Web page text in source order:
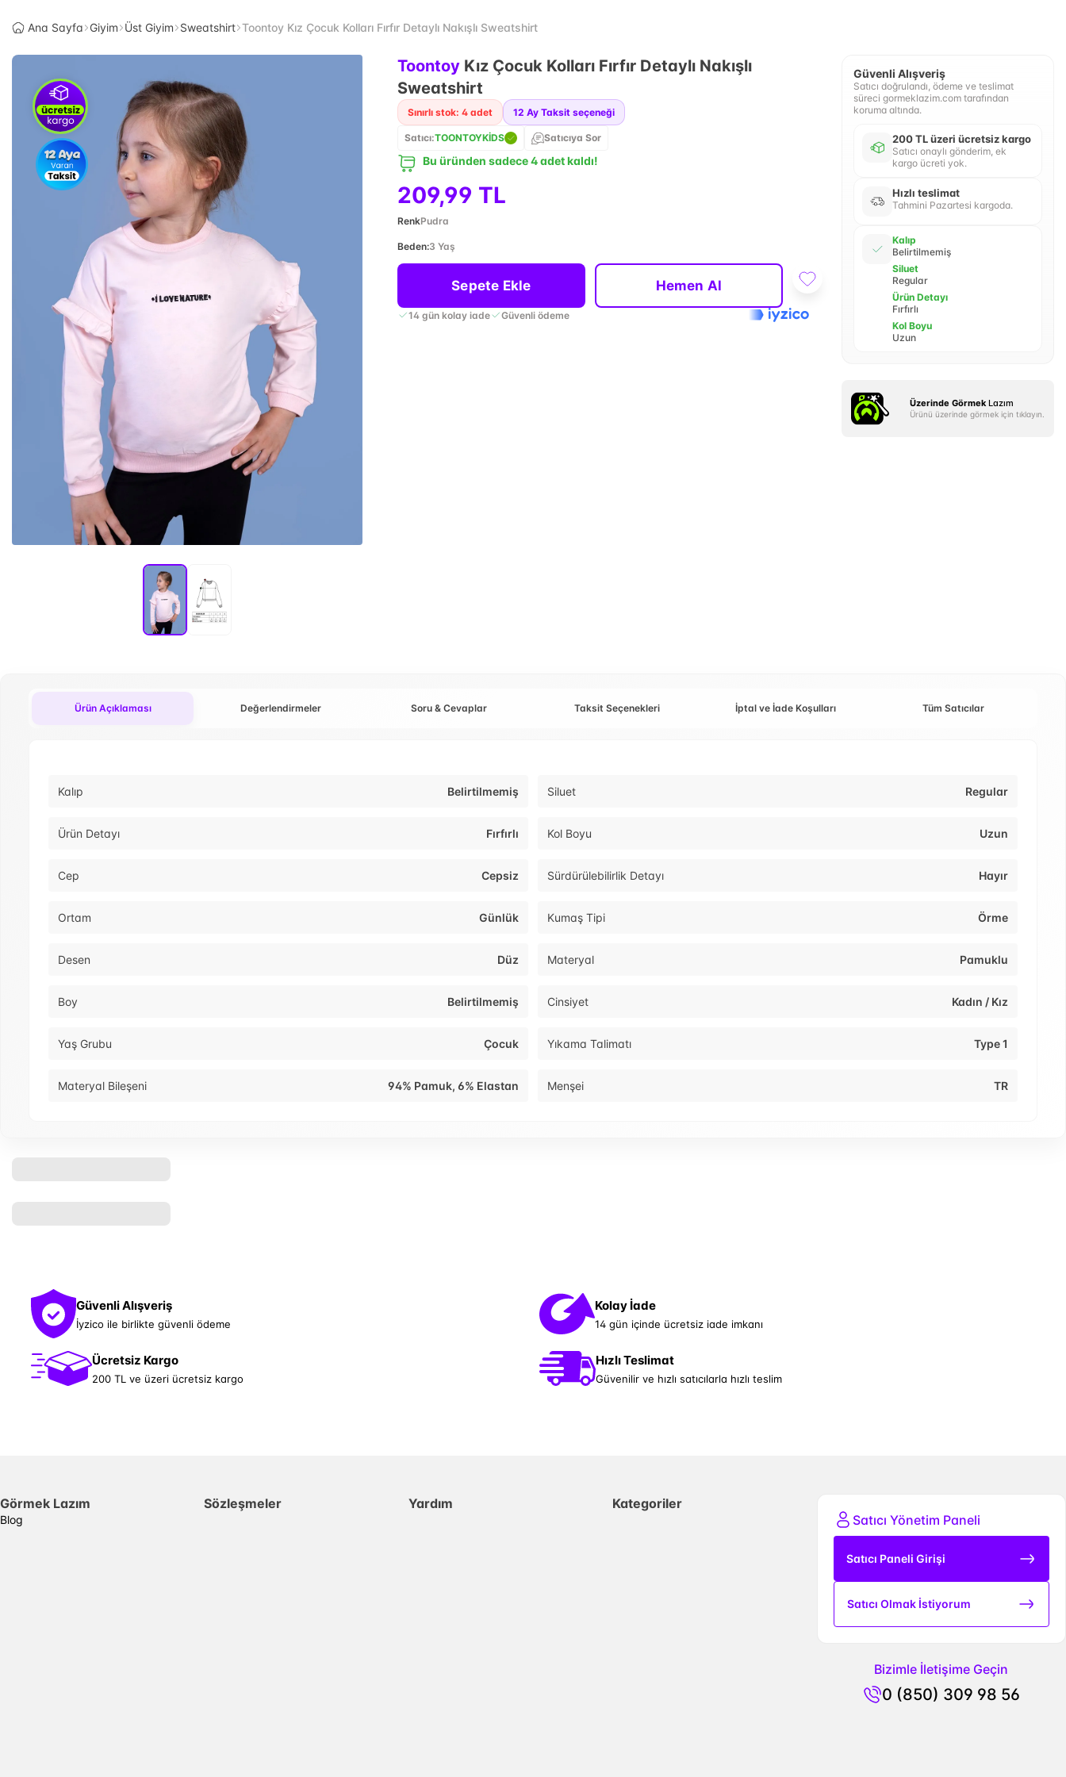
Ana Sayfa Giyim Üst Giyim Sweatshirt Toontoy Kız Çocuk Kolları Fırfır Detaylı Nakışlı Sweatshirt
Toontoy Kız Çocuk Kolları Fırfır Detaylı Nakışlı
Sweatshirt
Sınırlı stok: 4 adet 12 Ay Taksit seçeneği
Satıcı:TOONTOYKİDS Satıcıya Sor
Bu üründen sadece 4 adet kaldı!
209,99 TL
RenkPudra
Beden:3 Yaş
Sepete Ekle Hemen Al
14 gün kolay iade Güvenli ödeme
Güvenli Alışveriş
Satıcı doğrulandı, ödeme ve teslimat
süreci gormeklazim.com tarafından
koruma altında.
200 TL üzeri ücretsiz kargo
Satıcı onaylı gönderim, ek
kargo ücreti yok.
Hızlı teslimat
Tahmini Pazartesi kargoda.
Kalıp
Belirtilmemiş
Siluet
Regular
Ürün Detayı
Fırfırlı
Kol Boyu
Uzun
Üzerinde Görmek Lazım
Ürünü üzerinde görmek için tıklayın.
Ürün Açıklaması Değerlendirmeler Soru & Cevaplar Taksit Seçenekleri İptal ve İade Koşulları Tüm Satıcılar
Kalıp Belirtilmemiş Siluet Regular
Ürün Detayı Fırfırlı Kol Boyu Uzun
Cep Cepsiz Sürdürülebilirlik Detayı Hayır
Ortam Günlük Kumaş Tipi Örme
Desen Düz Materyal Pamuklu
Boy Belirtilmemiş Cinsiyet Kadın / Kız
Yaş Grubu Çocuk Yıkama Talimatı Type 1
Materyal Bileşeni 94% Pamuk, 6% Elastan Menşei TR
Güvenli Alışveriş
İyzico ile birlikte güvenli ödeme
Kolay İade
14 gün içinde ücretsiz iade imkanı
Ücretsiz Kargo
200 TL ve üzeri ücretsiz kargo
Hızlı Teslimat
Güvenilir ve hızlı satıcılarla hızlı teslim
Görmek Lazım
Blog
Sözleşmeler Yardım
Kategoriler
Satıcı Yönetim Paneli
Satıcı Paneli Girişi
Satıcı Olmak İstiyorum
Bizimle İletişime Geçin
0 (850) 309 98 56